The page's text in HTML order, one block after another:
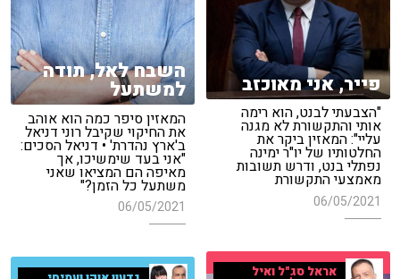
השבח לאל, תודה
למשתעל
המאזין סיפר כמה הוא אוהב
את החיקוי שקיבל רוני דניאל
ב'ארץ נהדרת' • דניאל הסכים:
"אני בעד שימשיכו, אך
מאיפה הם המציאו שאני
משתעל כל הזמן?"
06/05/2021
פייר, אני מאוכזב
"הצבעתי לבנט, הוא רימה
אותי והתקשורת לא מגנה
עליי": המאזין ביקר את
החלטותיו של יו"ר ימינה
נפתלי בנט, ודרש תשובות
מאמצעי התקשורת
06/05/2021
אראל סג"ל ואיל